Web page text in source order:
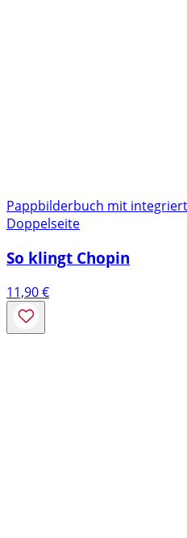
Pappbilderbuch mit
Doppelseite
So klingt Chopin
11,90€